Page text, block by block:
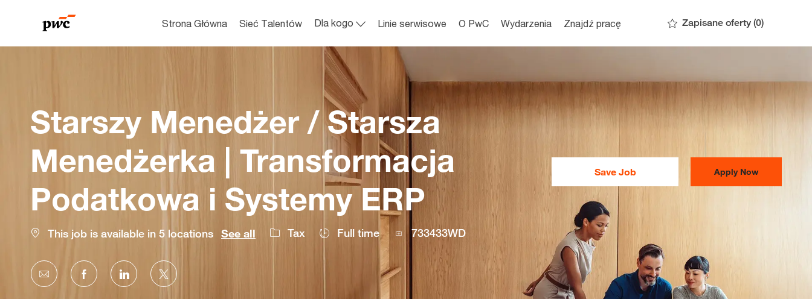
Strona Główna Sieć Talentów Dla kogo Linie serwisowe O PwC Wydarzenia Znajdź pracę Zapisane oferty (0)
Starszy Menedżer / Starsza
Menedżerka | Transformacja
Podatkowa i Systemy ERP
This job is available in 5 locations See all Tax Full time
Job733433WD
Save Job Apply Now
Share
Share
Share
Share